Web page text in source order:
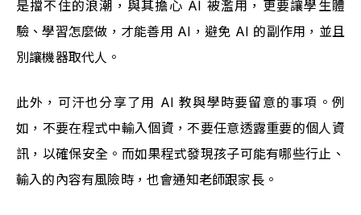
是擋不住的浪潮，與其擔心 AI 被濫用，更要讓學生體
驗、學習怎麼做，才能善用 AI，避免 AI 的副作用，並且
別讓機器取代人。
此外，可汗也分享了用 AI 教與學時要留意的事項。例
如，不要在程式中輸入個資，不要任意透露重要的個人資
訊，以確保安全。而如果程式發現孩子可能有哪些行止、
輸入的內容有風險時，也會通知老師跟家長。